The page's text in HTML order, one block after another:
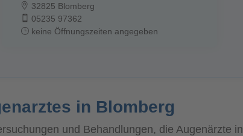
32825 Blomberg
05235 97362
keine Öffnungszeiten angegeben
in Blomberg
und Behandlungen, die Augenärzte in